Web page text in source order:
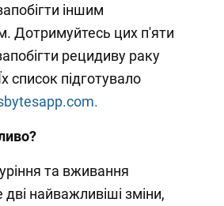
іншим
Дотримуйтесь цих п'яти
рецидиву раку
список підготувало
та вживання
найважливіші зміни,